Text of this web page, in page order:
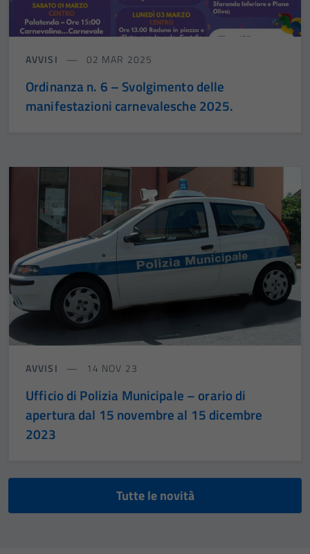
AVVISI 02 MAR 2025
Ordinanza n. 6 – Svolgimento delle
manifestazioni carnevalesche 2025.
AVVISI 14 NOV 23
Ufficio di Polizia Municipale – orario di
apertura dal 15 novembre al 15 dicembre
2023
Tutte le novità